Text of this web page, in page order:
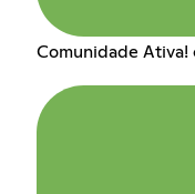
Comunidade Ativa!